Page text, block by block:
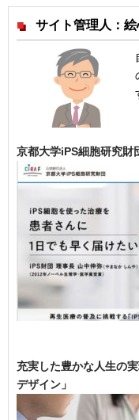
サイト管理人：
京都大学iPS細胞研究財
充実した豊かな人生の
デザイン」